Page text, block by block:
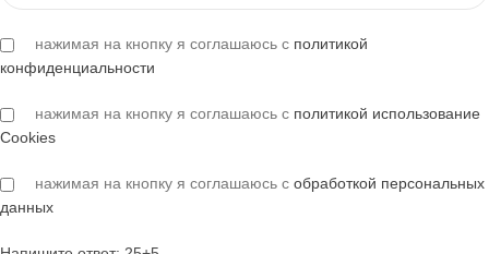
нажимая на кнопку я соглашаюсь с политикой
конфиденциальности
нажимая на кнопку я соглашаюсь с политикой использование
Cookies
нажимая на кнопку я соглашаюсь с обработкой персональных
данных